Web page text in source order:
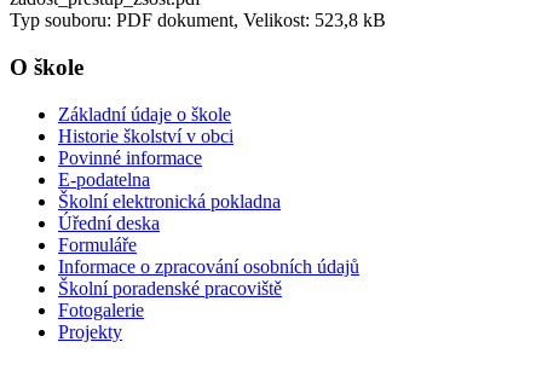
Typ souboru: PDF dokument, Velikost: 523,8 kB
O škole
Základní údaje o škole
Historie školství v obci
Povinné informace
E-podatelna
Školní elektronická pokladna
Úřední deska
Formuláře
Informace o zpracování osobních údajů
Školní poradenské pracoviště
Fotogalerie
Projekty